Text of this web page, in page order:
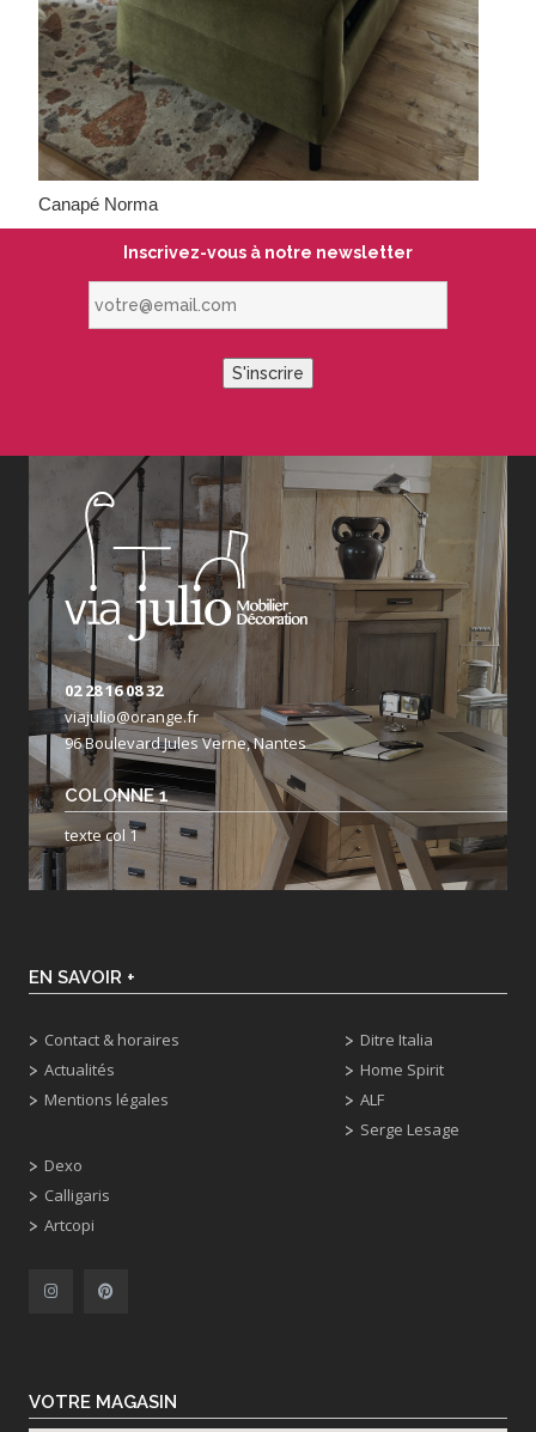
Canapé Norma
Inscrivez-vous à notre newsletter
S'inscrire
02 28 16 08 32
viajulio@orange.fr
96 Boulevard Jules Verne, Nantes
COLONNE 1
texte col 1
EN SAVOIR +
Contact & horaires
Actualités
Mentions légales
Dexo
Calligaris
Artcopi
Ditre Italia
Home Spirit
ALF
Serge Lesage
VOTRE MAGASIN